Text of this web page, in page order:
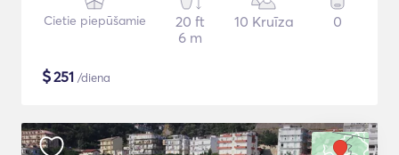
Cietie piepūšamie
20 ft
6 m
10 Kruīza 0
$251 /diena